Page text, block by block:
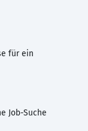
für ein
Job-Suche